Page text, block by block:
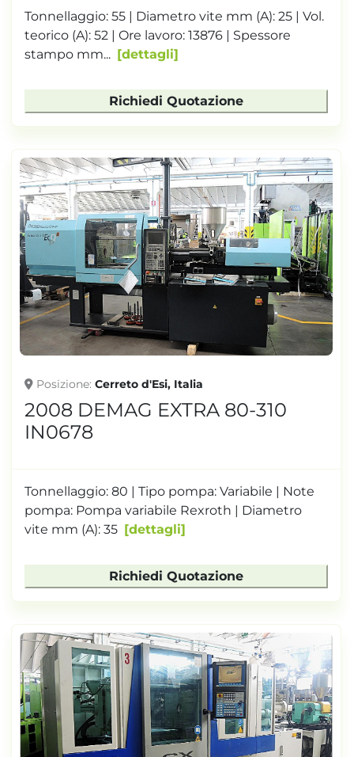
Tonnellaggio: 55 | Diametro vite mm (A): 25 | Vol.
teorico (A): 52 | Ore lavoro: 13876 | Spessore
stampo mm...
dettagli
Richiedi Quotazione
Posizione Cerreto d'Esi, Italia
2008 DEMAG EXTRA 80-310
IN0678
Tonnellaggio: 80 | Tipo pompa: Variabile | Note
pompa: Pompa variabile Rexroth | Diametro
vite mm (A): 35
dettagli
Richiedi Quotazione